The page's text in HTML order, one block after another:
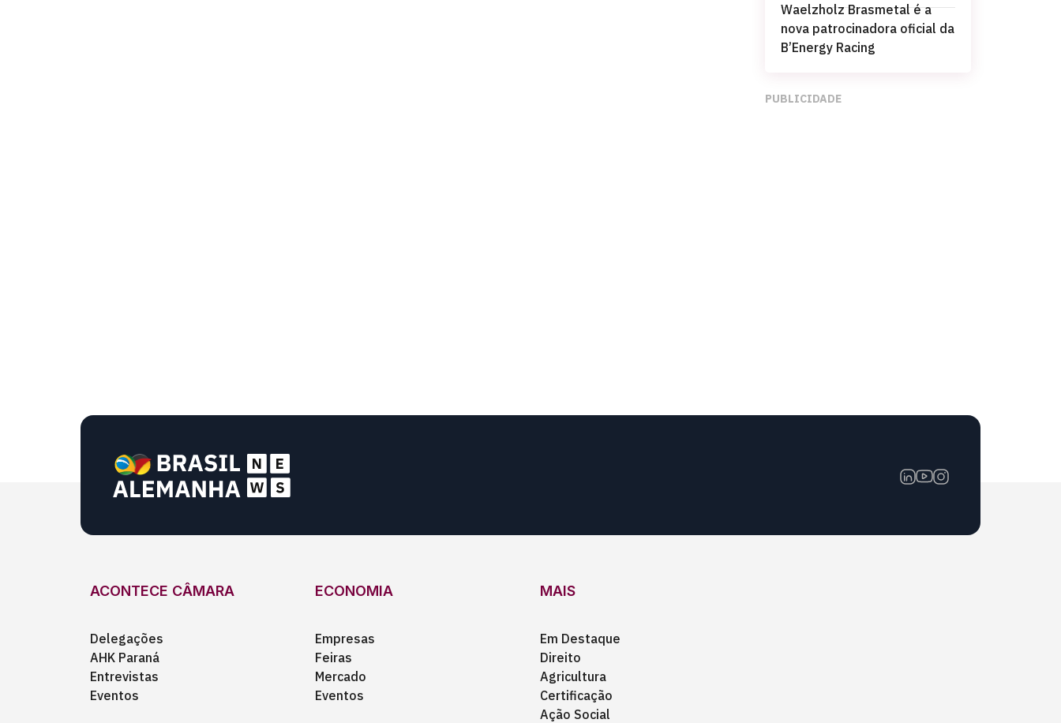
Waelzholz Brasmetal é a
nova patrocinadora oficial da
B’Energy Racing
PUBLICIDADE
ACONTECE CÂMARA
Delegações
AHK Paraná
Entrevistas
Eventos
ECONOMIA
Empresas
Feiras
Mercado
Eventos
MAIS
Em Destaque
Direito
Agricultura
Certificação
Ação Social